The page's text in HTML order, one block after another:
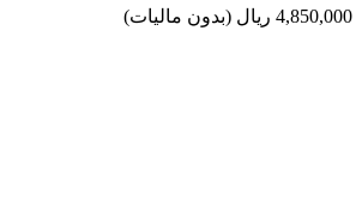
4,850,000 ریال (بدون مالیات)